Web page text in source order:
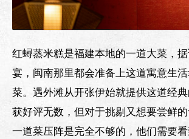
红蟳蒸米糕是福建本地的一道大菜，
宴，闽南那里都会准备上这道寓意生
菜。遇外滩从开张伊始就提供这道经
获好评无数，但对于挑剔又想要尝鲜
一道菜压阵是完全不够的，他们需要看